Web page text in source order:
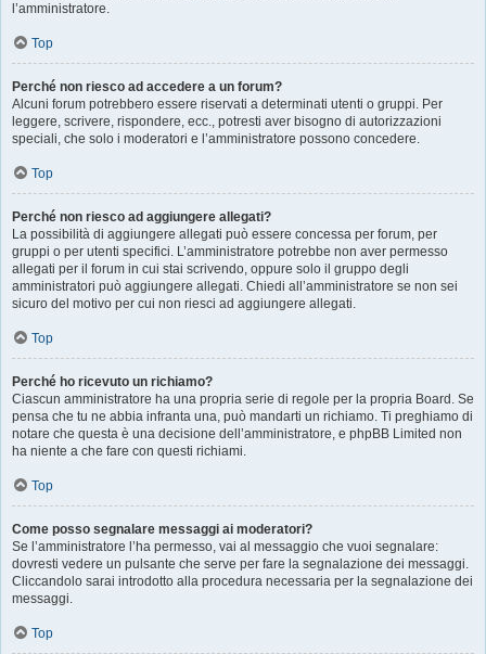
l’amministratore.
Top
Perché non riesco ad accedere a un forum?
Alcuni forum potrebbero essere riservati a determinati utenti o gruppi. Per
leggere, scrivere, rispondere, ecc., potresti aver bisogno di autorizzazioni
speciali, che solo i moderatori e l’amministratore possono concedere.
Top
Perché non riesco ad aggiungere allegati?
La possibilità di aggiungere allegati può essere concessa per forum, per
gruppi o per utenti specifici. L’amministratore potrebbe non aver permesso
allegati per il forum in cui stai scrivendo, oppure solo il gruppo degli
amministratori può aggiungere allegati. Chiedi all’amministratore se non sei
sicuro del motivo per cui non riesci ad aggiungere allegati.
Top
Perché ho ricevuto un richiamo?
Ciascun amministratore ha una propria serie di regole per la propria Board. Se
pensa che tu ne abbia infranta una, può mandarti un richiamo. Ti preghiamo di
notare che questa è una decisione dell’amministratore, e phpBB Limited non
ha niente a che fare con questi richiami.
Top
Come posso segnalare messaggi ai moderatori?
Se l’amministratore l’ha permesso, vai al messaggio che vuoi segnalare:
dovresti vedere un pulsante che serve per fare la segnalazione dei messaggi.
Cliccandolo sarai introdotto alla procedura necessaria per la segnalazione dei
messaggi.
Top